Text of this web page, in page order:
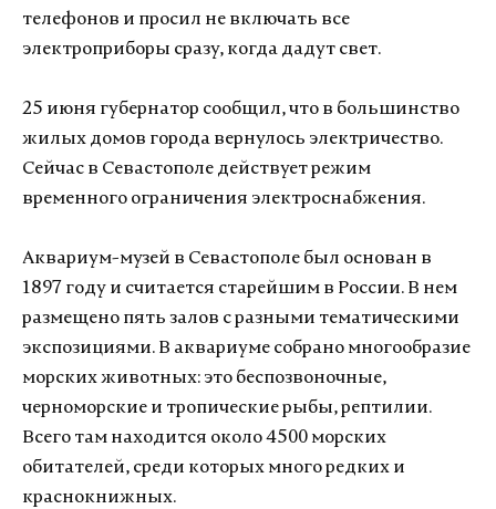
телефонов и просил не включать все
электроприборы сразу, когда дадут свет.
25 июня губернатор сообщил, что в большинство
жилых домов города вернулось электричество.
Сейчас в Севастополе действует режим
временного ограничения электроснабжения.
Аквариум-музей в Севастополе был основан в
1897 году и считается старейшим в России. В нем
размещено пять залов с разными тематическими
экспозициями. В аквариуме собрано многообразие
морских животных: это беспозвоночные,
черноморские и тропические рыбы, рептилии.
Всего там находится около 4500 морских
обитателей, среди которых много редких и
краснокнижных.